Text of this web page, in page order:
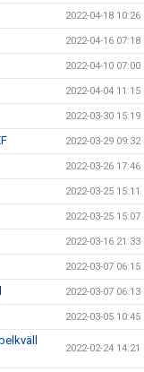
2022-04-18 10:26
2022-04-16 07:18
2022-04-10 07:00
2022-04-04 11:15
2022-03-30 15:19
2022-03-29 09:32
2022-03-26 17:46
2022-03-25 15:11
2022-03-25 15:07
2022-03-16 21:33
2022-03-07 06:15
2022-03-07 06:13
2022-03-05 10:45
2022-02-24 14:21